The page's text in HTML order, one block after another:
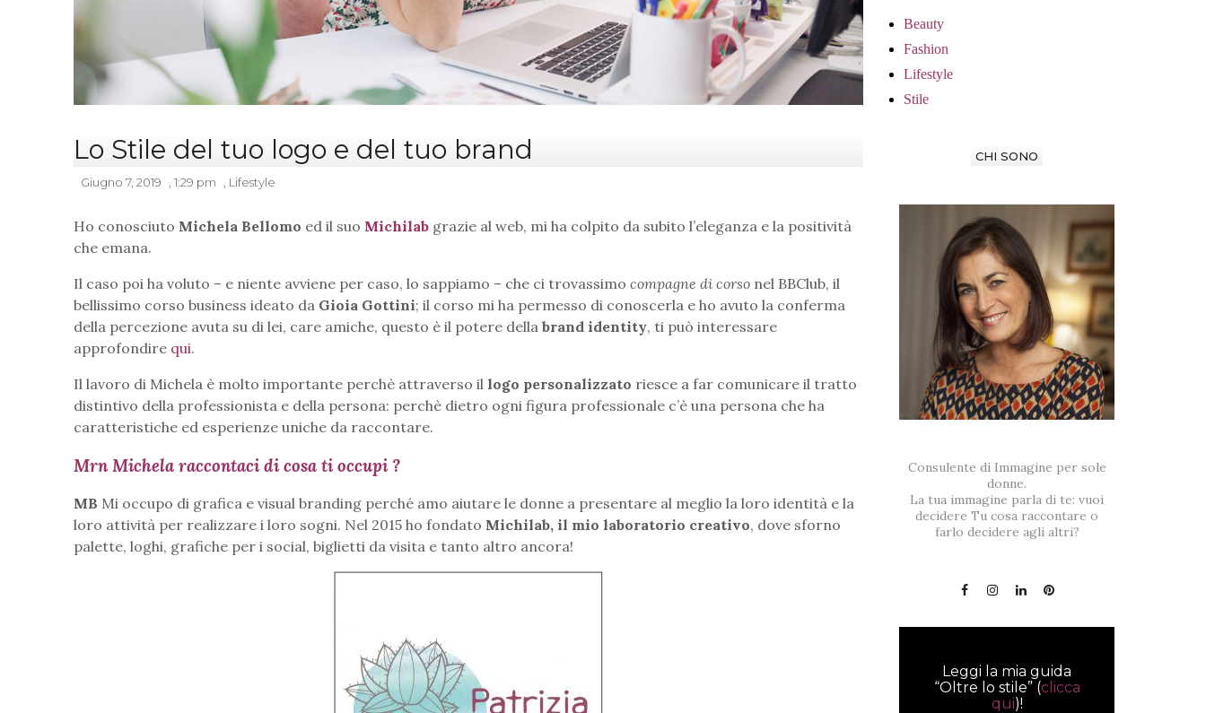
Lo Stile del tuo logo e del tuo brand
Giugno 7, 2019 1:29 pm Lifestyle
Ho conosciuto Michela Bellomo ed il suo Michilab grazie al web, mi ha colpito da subito l’eleganza e la positività
che emana.
Il caso poi ha voluto – e niente avviene per caso, lo sappiamo – che ci trovassimo compagne di corso nel BBClub, il
bellissimo corso business ideato da Gioia Gottini; il corso mi ha permesso di conoscerla e ho avuto la conferma
della percezione avuta su di lei, care amiche, questo è il potere della brand identity, ti può interessare
approfondire qui.
Il lavoro di Michela è molto importante perchè attraverso il logo personalizzato riesce a far comunicare il tratto
distintivo della professionista e della persona: perchè dietro ogni figura professionale c’è una persona che ha
caratteristiche ed esperienze uniche da raccontare.
Mrn Michela raccontaci di cosa ti occupi ?
MB Mi occupo di grafica e visual branding perché amo aiutare le donne a presentare al meglio la loro identità e la
loro attività per realizzare i loro sogni. Nel 2015 ho fondato Michilab, il mio laboratorio creativo, dove sforno
palette, loghi, grafiche per i social, biglietti da visita e tanto altro ancora!
Beauty
Fashion
Lifestyle
Stile
CHI SONO
Consulente di Immagine per sole
donne.
La tua immagine parla di te: vuoi
decidere Tu cosa raccontare o
farlo decidere agli altri?
Leggi la mia guida
“Oltre lo stile” (clicca
qui)!